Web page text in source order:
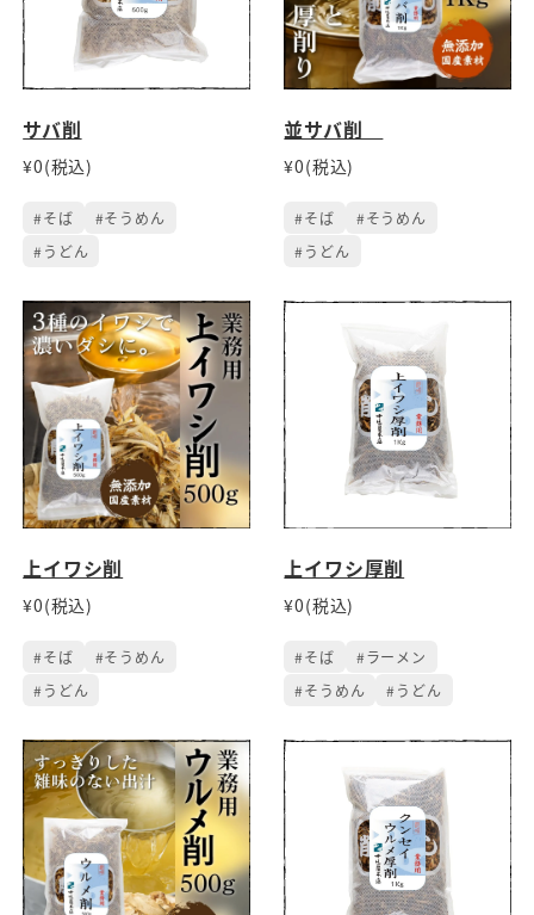
サバ削
¥0(税込)
#そば
#そうめん
#うどん
並サバ削
¥0(税込)
#そば
#そうめん
#うどん
上イワシ削
¥0(税込)
#そば
#そうめん
#うどん
上イワシ厚削
¥0(税込)
#そば
#ラーメン
#そうめん
#うどん